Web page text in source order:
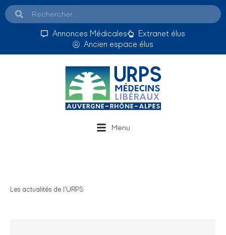
Annonces Médicales
Extranet élus
Ancien espace élus
Menu
Les actualités de l’URPS